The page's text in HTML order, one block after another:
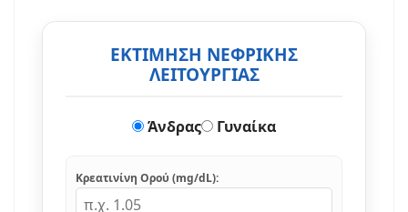
ΕΚΤΙΜΗΣΗ ΝΕΦΡΙΚΗΣ
ΛΕΙΤΟΥΡΓΙΑΣ
Άνδρας Γυναίκα
Κρεατινίνη Ορού (mg/dL):